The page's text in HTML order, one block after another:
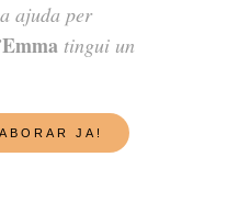
ajuda per
Emma tingui un